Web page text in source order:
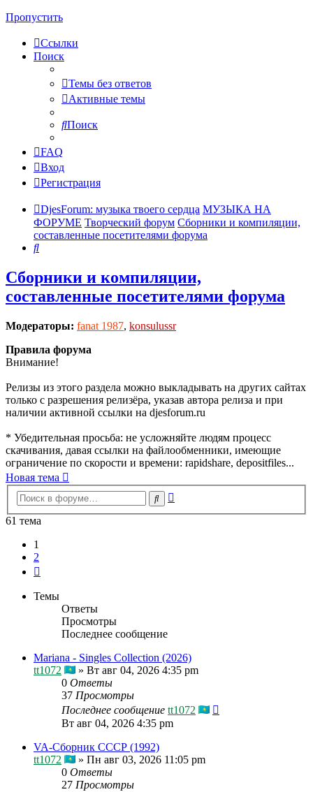
Пропустить
Ссылки
Поиск
Темы без ответов
Активные темы
Поиск
FAQ
Вход
Регистрация
DjesForum: музыка твоего сердца МУЗЫКА НА
ФОРУМЕ Творческий форум Сборники и компиляции,
составленные посетителями форума
Поиск
Сборники и компиляции,
составленные посетителями форума
Модераторы: fanat 1987, konsulussr
Правила форума
Внимание!
Релизы из этого раздела можно выкладывать на других сайтах
только с разрешения релизёра, указав автора релиза и при
наличии активной ссылки на djesforum.ru
* Убедительная просьба: не усложняйте людям процесс
скачивания, давая ссылки на файлообменники, имеющие
ограничение по скорости и времени: rapidshare, depositfiles...
Новая тема
Поиск
61 тема
1
2
Темы
Ответы
Просмотры
Последнее сообщение
Mariana - Singles Collection (2026)
tt1072
» Вт авг 04, 2026 4:35 pm
0 Ответы
37 Просмотры
Последнее сообщение tt1072
Вт авг 04, 2026 4:35 pm
VA-Сборник СССР (1992)
tt1072
» Пн авг 03, 2026 11:05 pm
0 Ответы
27 Просмотры